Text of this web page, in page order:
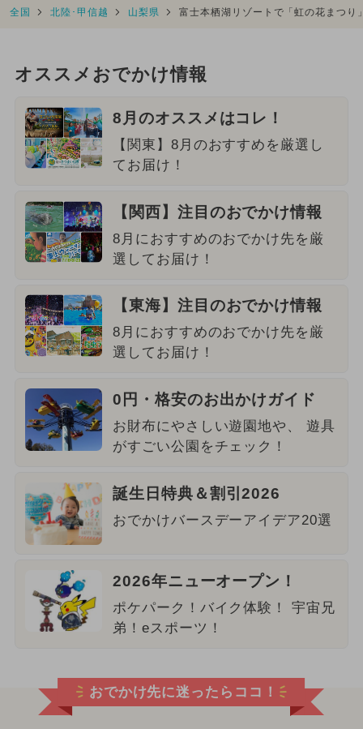
全国 北陸･甲信越 山梨県 富士本栖湖リゾートで「虹の花まつ
オススメおでかけ情報
8月のオススメはコレ！
【関東】8月のおすすめを厳選し
てお届け！
【関西】注目のおでかけ情報
8月におすすめのおでかけ先を厳
選してお届け！
【東海】注目のおでかけ情報
8月におすすめのおでかけ先を厳
選してお届け！
0円・格安のお出かけガイド
お財布にやさしい遊園地や、 遊具
がすごい公園をチェック！
誕生日特典＆割引2026
おでかけバースデーアイデア20選
2026年ニューオープン！
ポケパーク！バイク体験！ 宇宙兄
弟！eスポーツ！
おでかけ先に迷ったらココ！